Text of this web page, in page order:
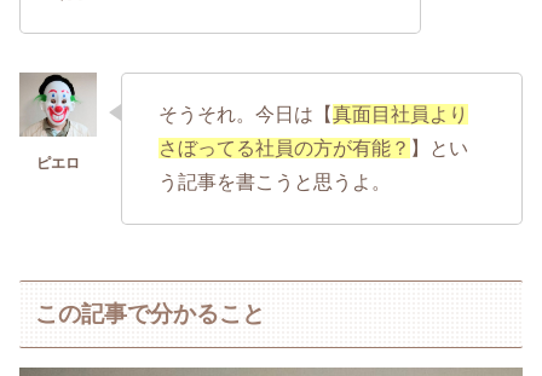
そうそれ。今日は【真面目社員より
さぼってる社員の方が有能？ 】とい
う記事を書こうと思うよ。
この記事で分かること